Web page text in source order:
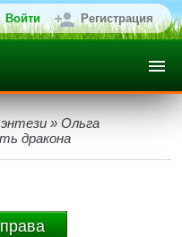
Войти Регистрация
» Ольга
дракона